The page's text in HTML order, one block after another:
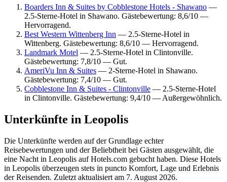
Boarders Inn & Suites by Cobblestone Hotels - Shawano —
2.5-Sterne-Hotel in Shawano. Gästebewertung: 8,6/10 —
Hervorragend.
Best Western Wittenberg Inn — 2.5-Sterne-Hotel in
Wittenberg. Gästebewertung: 8,6/10 — Hervorragend.
Landmark Motel — 2.5-Sterne-Hotel in Clintonville.
Gästebewertung: 7,8/10 — Gut.
AmeriVu Inn & Suites — 2-Sterne-Hotel in Shawano.
Gästebewertung: 7,4/10 — Gut.
Cobblestone Inn & Suites - Clintonville — 2.5-Sterne-Hotel
in Clintonville. Gästebewertung: 9,4/10 — Außergewöhnlich.
Unterkünfte in Leopolis
Die Unterkünfte werden auf der Grundlage echter
Reisebewertungen und der Beliebtheit bei Gästen ausgewählt, die
eine Nacht in Leopolis auf Hotels.com gebucht haben. Diese Hotels
in Leopolis überzeugen stets in puncto Komfort, Lage und Erlebnis
der Reisenden. Zuletzt aktualisiert am 7. August 2026.